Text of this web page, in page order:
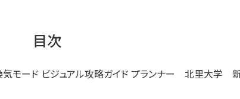
目次
の換気モード ビジュアル攻略ガイド プランナー 北里大学